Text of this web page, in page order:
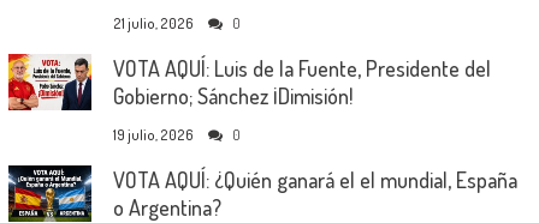
21 julio, 2026 0
VOTA AQUÍ: Luis de la Fuente, Presidente del
Gobierno; Sánchez ¡Dimisión!
19 julio, 2026 0
VOTA AQUÍ: ¿Quién ganará el el mundial, España
o Argentina?